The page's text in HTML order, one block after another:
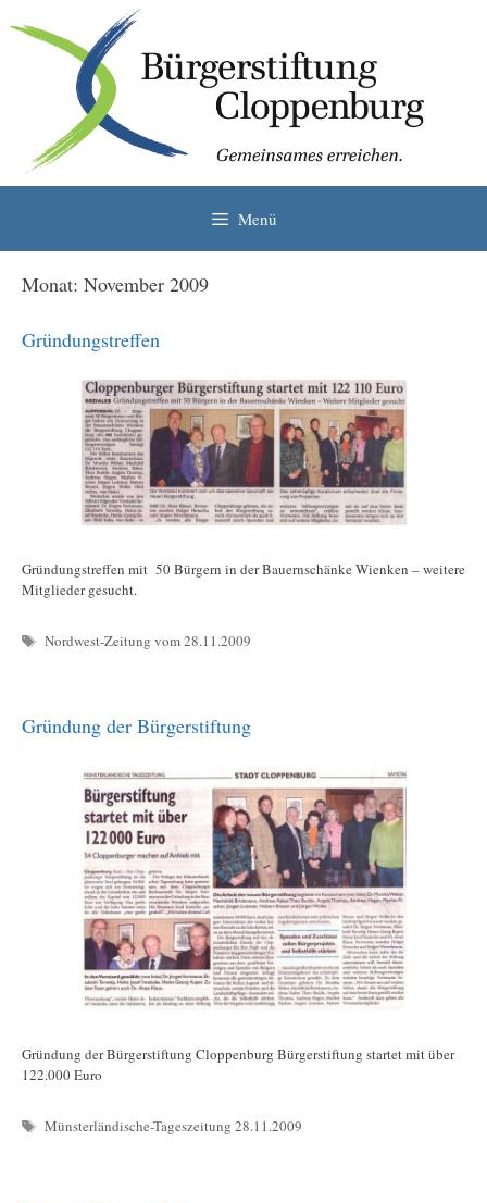
Inhalt
springen
Menü
Monat: November 2009
Gründungstreffen
Gründungstreffen mit 50 Bürgern in der Bauernschänke Wienken – weitere
Mitglieder gesucht.
Schlagwörter
Nordwest-Zeitung vom 28.11.2009
Gründung der Bürgerstiftung
Gründung der Bürgerstiftung Cloppenburg Bürgerstiftung startet mit über
122.000 Euro
Schlagwörter
Münsterländische-Tageszeitung 28.11.2009